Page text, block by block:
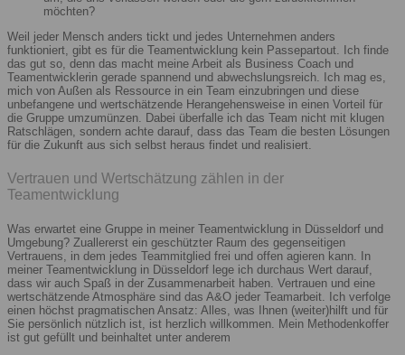
möchten?
Weil jeder Mensch anders tickt und jedes Unternehmen anders
funktioniert, gibt es für die Teamentwicklung kein Passepartout. Ich finde
das gut so, denn das macht meine Arbeit als Business Coach und
Teamentwicklerin gerade spannend und abwechslungsreich. Ich mag es,
mich von Außen als Ressource in ein Team einzubringen und diese
unbefangene und wertschätzende Herangehensweise in einen Vorteil für
die Gruppe umzumünzen. Dabei überfalle ich das Team nicht mit klugen
Ratschlägen, sondern achte darauf, dass das Team die besten Lösungen
für die Zukunft aus sich selbst heraus findet und realisiert.
Vertrauen und Wertschätzung zählen in der
Teamentwicklung
Was erwartet eine Gruppe in meiner Teamentwicklung in Düsseldorf und
Umgebung? Zuallererst ein geschützter Raum des gegenseitigen
Vertrauens, in dem jedes Teammitglied frei und offen agieren kann. In
meiner Teamentwicklung in Düsseldorf lege ich durchaus Wert darauf,
dass wir auch Spaß in der Zusammenarbeit haben. Vertrauen und eine
wertschätzende Atmosphäre sind das A&O jeder Teamarbeit. Ich verfolge
einen höchst pragmatischen Ansatz: Alles, was Ihnen (weiter)hilft und für
Sie persönlich nützlich ist, ist herzlich willkommen. Mein Methodenkoffer
ist gut gefüllt und beinhaltet unter anderem